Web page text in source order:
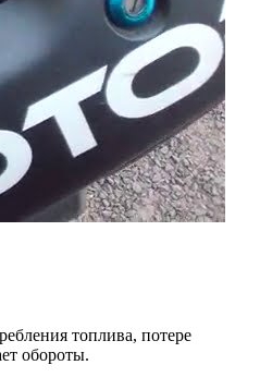
топлива, потере
обороты.